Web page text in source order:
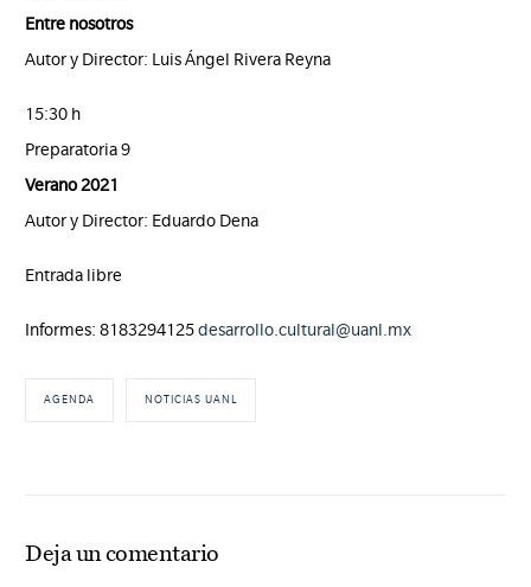
Entre nosotros
Autor y Director: Luis Ángel Rivera Reyna
15:30 h
Preparatoria 9
Verano 2021
Autor y Director: Eduardo Dena
Entrada libre
Informes: 8183294125desarrollo.cultural@uanl.mx
AGENDA NOTICIAS UANL
Deja un comentario